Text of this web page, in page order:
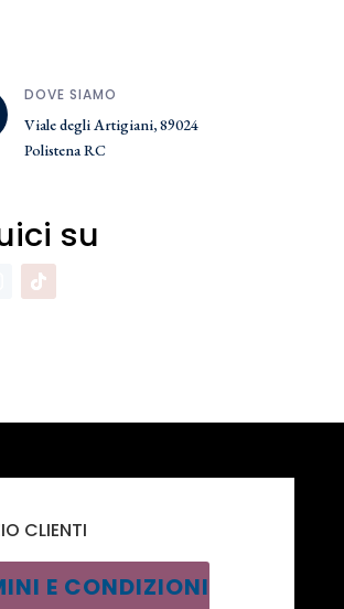
DOVE SIAMO
Viale degli Artigiani, 89024
Polistena RC
su
CLIENTI
E CONDIZIONI